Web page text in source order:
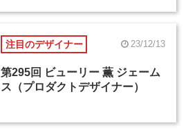
注目のデザイナー 23/12/13
第295回 ビューリー 薫 ジェーム
ス（プロダクトデザイナー）